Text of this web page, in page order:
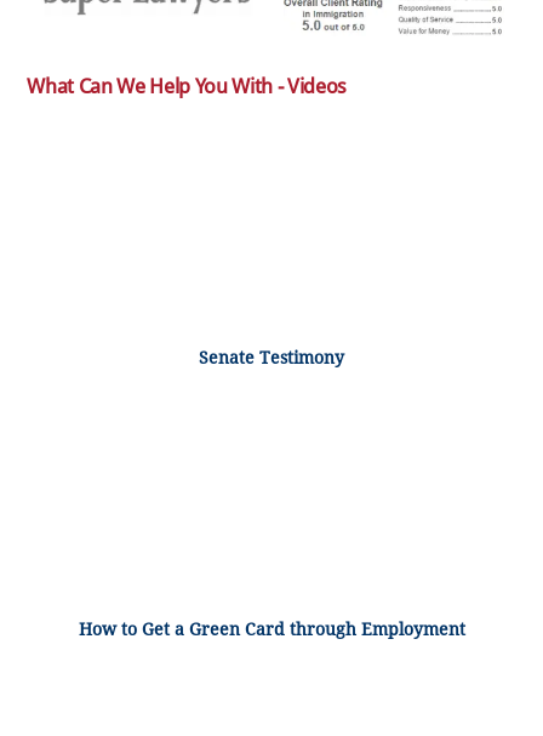
What Can We Help You With - Videos
Senate Testimony
How to Get a Green Card through Employment